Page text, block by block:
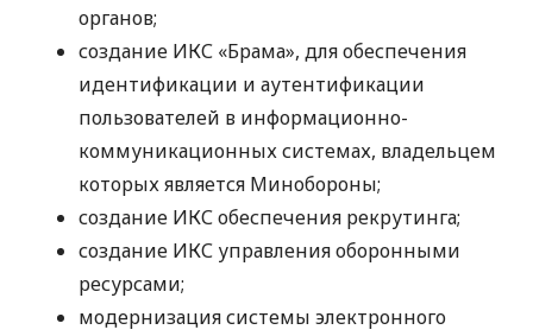
органов;
создание ИКС «Брама», для обеспечения
идентификации и аутентификации
пользователей в информационно-
коммуникационных системах, владельцем
которых является Минобороны;
создание ИКС обеспечения рекрутинга;
создание ИКС управления оборонными
ресурсами;
модернизация системы электронного